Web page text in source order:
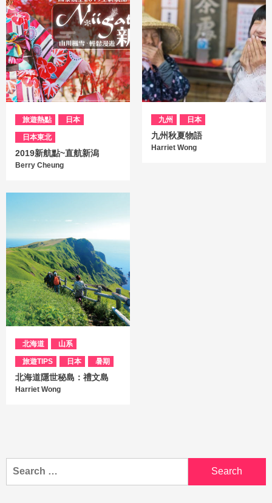
旅遊熱點 日本
日本東北
2019新航點~直航新潟
Berry Cheung
九州 日本
九州秋夏物語
Harriet Wong
北海道 山系
旅遊TIPS 日本 暑期
北海道隱世秘島：禮文島
Harriet Wong